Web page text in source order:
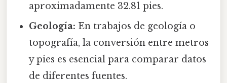
aproximadamente 32.81 pies.
Geología: En trabajos de geología o
topografía, la conversión entre metros
y pies es esencial para comparar datos
de diferentes fuentes.